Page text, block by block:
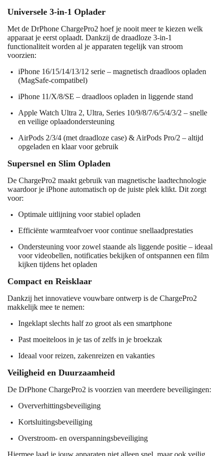
Universele 3-in-1 Oplader
Met de DrPhone ChargePro2 hoef je nooit meer te kiezen welk
apparaat je eerst oplaadt. Dankzij de draadloze 3-in-1
functionaliteit worden al je apparaten tegelijk van stroom
voorzien:
iPhone 16/15/14/13/12 serie – magnetisch draadloos opladen
(MagSafe-compatibel)
iPhone 11/X/8/SE – draadloos opladen in liggende stand
Apple Watch Ultra 2, Ultra, Series 10/9/8/7/6/5/4/3/2 – snelle
en veilige oplaadondersteuning
AirPods 2/3/4 (met draadloze case) & AirPods Pro/2 – altijd
opgeladen en klaar voor gebruik
Supersnel en Slim Opladen
De ChargePro2 maakt gebruik van magnetische laadtechnologie
waardoor je iPhone automatisch op de juiste plek klikt. Dit zorgt
voor:
Optimale uitlijning voor stabiel opladen
Efficiënte warmteafvoer voor continue snellaadprestaties
Ondersteuning voor zowel staande als liggende positie – ideaal
voor videobellen, notificaties bekijken of ontspannen een film
kijken tijdens het opladen
Compact en Reisklaar
Dankzij het innovatieve vouwbare ontwerp is de ChargePro2
makkelijk mee te nemen:
Ingeklapt slechts half zo groot als een smartphone
Past moeiteloos in je tas of zelfs in je broekzak
Ideaal voor reizen, zakenreizen en vakanties
Veiligheid en Duurzaamheid
De DrPhone ChargePro2 is voorzien van meerdere beveiligingen:
Oververhittingsbeveiliging
Kortsluitingsbeveiliging
Overstroom- en overspanningsbeveiliging